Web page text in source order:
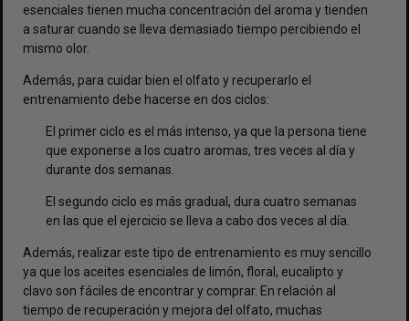
esenciales tienen mucha concentración del aroma y tienden
a saturar cuando se lleva demasiado tiempo percibiendo el
mismo olor.
Además, para cuidar bien el olfato y recuperarlo el
entrenamiento debe hacerse en dos ciclos:
El primer ciclo es el más intenso, ya que la persona tiene
que exponerse a los cuatro aromas, tres veces al día y
durante dos semanas.
El segundo ciclo es más gradual, dura cuatro semanas
en las que el ejercicio se lleva a cabo dos veces al día.
Además, realizar este tipo de entrenamiento es muy sencillo
ya que los aceites esenciales de limón, floral, eucalipto y
clavo son fáciles de encontrar y comprar. En relación al
tiempo de recuperación y mejora del olfato, muchas